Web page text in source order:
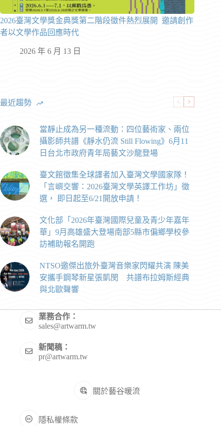
2026臺灣文學獎金典獎第二階段徵件熱烈展開 邀請創作
者以文學作品回應時代
2026 年 6 月 13 日
最近趨勢
當靜止成為另一種流動：四位藝術家、兩位
攝影師共譜《靜水仍流 Still Flowing》6月11
日台北市政府青年局藝文沙龍登場
臺文館徵集全球譯者加入臺灣文學國家隊！
「言嶼交響：2026臺灣文學英譯工作坊」徵
選， 即日起至6/21開放申請！
文化部「2026年臺灣國際兒童及青少年嘉年
華」9月高雄盛大登場南部5縣市偏鄉學校參
訪補助報名開跑
NTSO邀傑出旅外臺灣音樂家閃耀共演 陳美
安攜手鋼琴新星張凱閔 共譜布拉姆斯經典
與北歐聲響
業務合作：
sales@artwarm.tw
新聞稿：
pr@artwarm.tw
關於藝谷暖流
隱私權條款